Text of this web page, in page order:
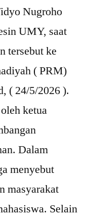
Nugroho
UMY, saat
tersebut ke
( PRM)
( 24/5/2026 ).
ketua
Dalam
menyebut
masyarakat
Selain